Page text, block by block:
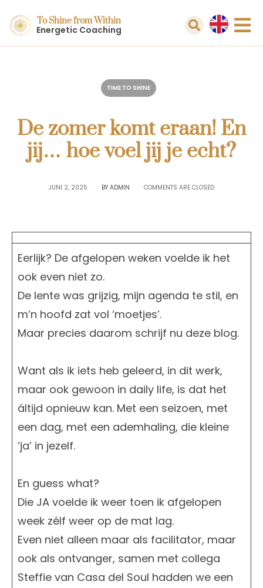
To Shine from Within
Energetic Coaching
TIME TO SHINE
De zomer komt eraan! En
jij… hoe voel jij je echt?
JUNI 2, 2025 BY ADMIN COMMENTS ARE CLOSED
Eerlijk? De afgelopen weken voelde ik het
ook even niet zo.
De lente was grijzig, mijn agenda te stil, en
m’n hoofd zat vol ‘moetjes’.
Maar precies daarom schrijf nu deze blog.
Want als ik iets heb geleerd, in dit werk,
maar ook gewoon in daily life, is dat het
áltijd opnieuw kan. Met een seizoen, met
een dag, met een ademhaling, die kleine
‘ja’ in jezelf.
En guess what?
Die JA voelde ik weer toen ik afgelopen
week zélf weer op de mat lag.
Even niet alleen maar als facilitator, maar
ook als ontvanger, samen met collega
Steffie van Casa del Soul hadden we een